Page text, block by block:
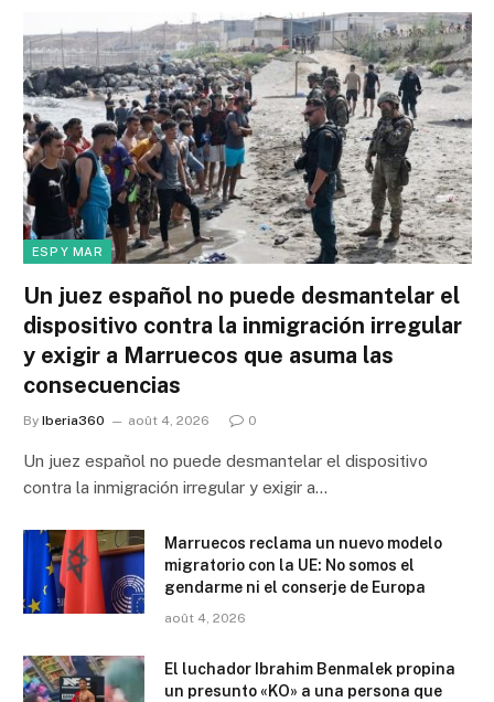
ESP Y MAR
Un juez español no puede desmantelar el
dispositivo contra la inmigración irregular
y exigir a Marruecos que asuma las
consecuencias
By Iberia360 août 4, 2026 0
Un juez español no puede desmantelar el dispositivo
contra la inmigración irregular y exigir a…
Marruecos reclama un nuevo modelo
migratorio con la UE: No somos el
gendarme ni el conserje de Europa
août 4, 2026
El luchador Ibrahim Benmalek propina
un presunto «KO» a una persona que